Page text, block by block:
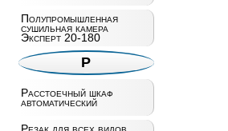
Полупромышленная
сушильная камера
Эксперт 20-180
Р
Расстоечный шкаф
автоматический